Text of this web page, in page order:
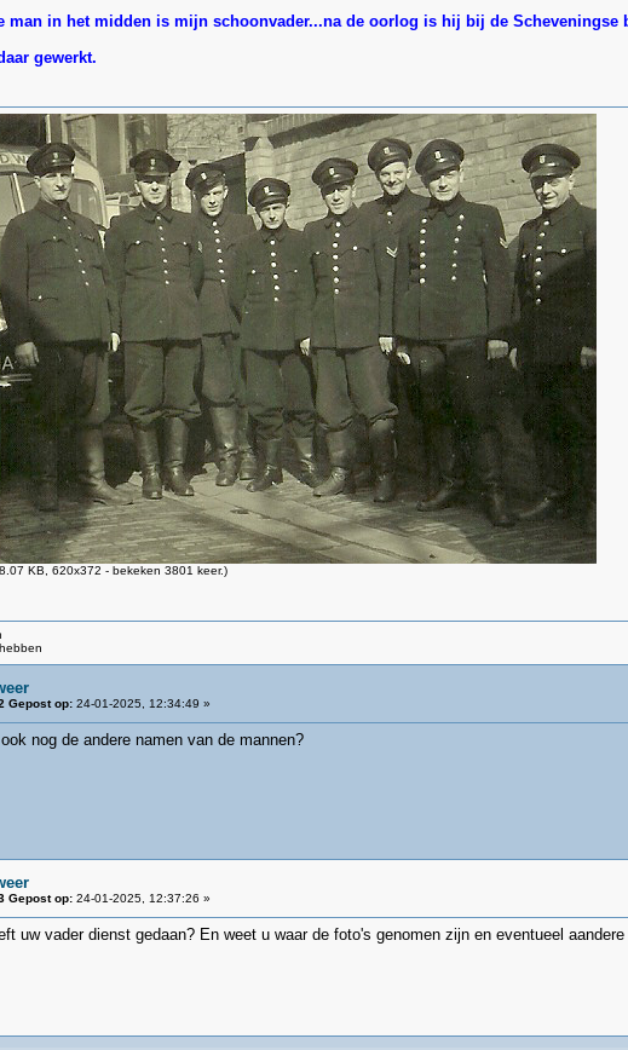
man in het midden is mijn schoonvader...na de oorlog is hij bij de
gewerkt.
KB, 620x372 - bekeken 3801 keer.)
Gepost op:24-01-2025, 12:34:49 »
nog de andere namen van de mannen?
Gepost op:24-01-2025, 12:37:26 »
uw vader dienst gedaan? En weet u waar de foto's genomen zijn en eventueel aandere